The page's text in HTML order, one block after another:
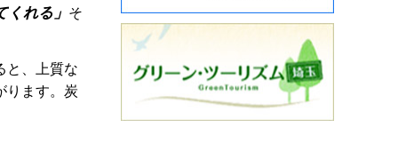
れる」 そ
と、上質な
ります。炭